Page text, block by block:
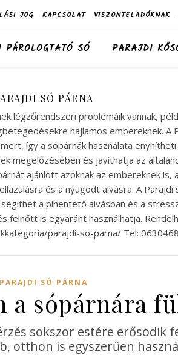
JOG KAPCSOLAT VISZONTELADÓKNAK
SÓ PARAJDI
SÓ PÁRNA
légzőrendszeri problémáik vannak,
hajlamos embereknek. A
így a sópárnák használata
megelőzésében és javíthatja az
ajánlott azoknak az embereknek is,
és a nyugodt alvásra. A
a pihentető alvásban és a
felnőtt is egyaránt használhatja.
parajdi-so-parna/ Tel:
PARAJDI SÓ PÁRNA
sópárnára
sokszor estére erősödik
otthon is egyszerűen